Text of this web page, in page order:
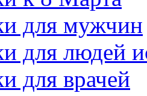
для мужчин
для людей
для врачей